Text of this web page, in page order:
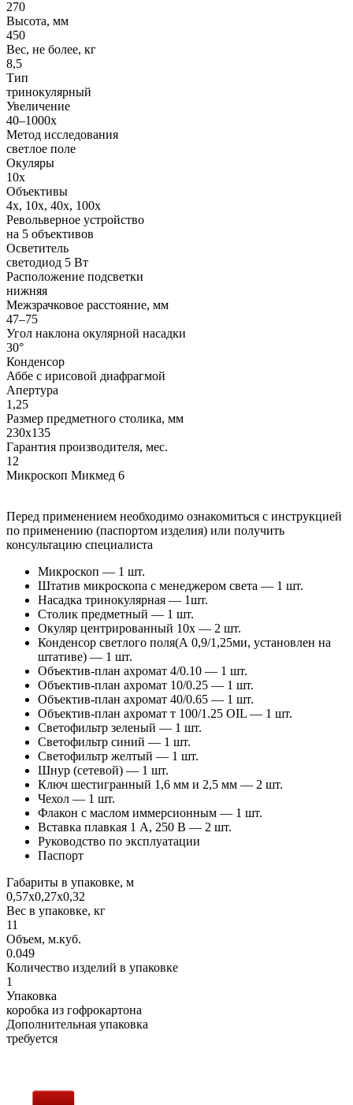
270
Высота, мм
450
Вес, не более, кг
8,5
Тип
тринокулярный
Увеличение
40–1000x
Метод исследования
светлое поле
Окуляры
10x
Объективы
4x, 10x, 40x, 100x
Револьверное устройство
на 5 объективов
Осветитель
светодиод 5 Вт
Расположение подсветки
нижняя
Межзрачковое расстояние, мм
47–75
Угол наклона окулярной насадки
30°
Конденсор
Аббе с ирисовой диафрагмой
Апертура
1,25
Размер предметного столика, мм
230x135
Гарантия производителя, мес.
12
Микроскоп Микмед 6
Перед применением необходимо ознакомиться с инструкцией
по применению (паспортом изделия) или получить
консультацию специалиста
Микроскоп — 1 шт.
Штатив микроскопа с менеджером света — 1 шт.
Насадка тринокулярная — 1шт.
Столик предметный — 1 шт.
Окуляр центрированный 10x — 2 шт.
Конденсор светлого поля(А 0,9/1,25ми, установлен на
штативе) — 1 шт.
Объектив-план ахромат 4/0.10 — 1 шт.
Объектив-план ахромат 10/0.25 — 1 шт.
Объектив-план ахромат 40/0.65 — 1 шт.
Объектив-план ахромат т 100/1.25 OIL — 1 шт.
Светофильтр зеленый — 1 шт.
Светофильтр синий — 1 шт.
Светофильтр желтый — 1 шт.
Шнур (сетевой) — 1 шт.
Ключ шестигранный 1,6 мм и 2,5 мм — 2 шт.
Чехол — 1 шт.
Флакон с маслом иммерсионным — 1 шт.
Вставка плавкая 1 А, 250 В — 2 шт.
Руководство по эксплуатации
Паспорт
Габариты в упаковке, м
0,57х0,27х0,32
Вес в упаковке, кг
11
Объем, м.куб.
0.049
Количество изделий в упаковке
1
Упаковка
коробка из гофрокартона
Дополнительная упаковка
требуется